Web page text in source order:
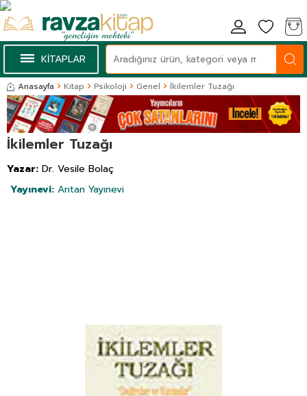
KİTAPLAR
Anasayfa Kitap Psikoloji Genel İkilemler Tuzağı
İkilemler Tuzağı
Yazar: Dr. Vesile Bolaç
Yayınevi: Arıtan Yayınevi